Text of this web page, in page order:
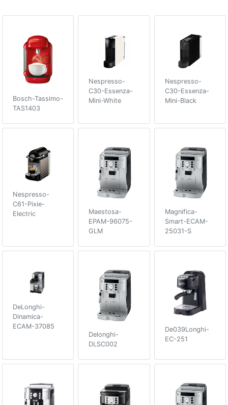
Bosch-Tassimo-
TAS1403
Nespresso-
C30-Essenza-
Mini-White
Nespresso-
C30-Essenza-
Mini-Black
Nespresso-
C61-Pixie-
Electric
Maestosa-
EPAM-96075-
GLM
Magnifica-
Smart-ECAM-
25031-S
DeLonghi-
Dinamica-
ECAM-37085
Delonghi-
DLSC002
De039Longhi-
EC-251